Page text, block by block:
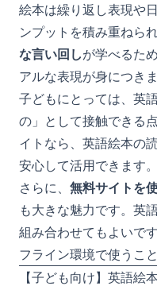
絵本は繰り返し表現や
ンプットを積み重ねら
な言い回しが学べるた
アルな表現が身につきま
子どもにとっては、英
の」として接触できる
イトなら、英語絵本の
安心して活用できます。
さらに、 無料サイトを
も大きな魅力です。英
組み合わせてもよいで
フライン環境で使うこ
【子ども向け】英語絵